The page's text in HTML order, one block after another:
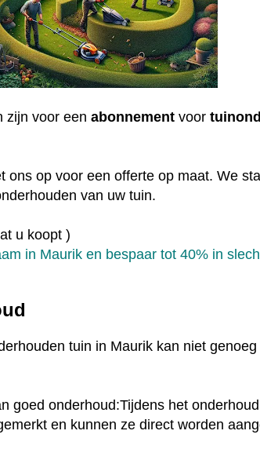
zijn voor eenabonnement voor
ons op voor een offerte op maat. We
van uw tuin.
u koopt )
in Maurik en bespaar tot 40% in
tuin in Maurik kan niet
goed onderhoud:Tijdens het
en kunnen ze direct worden